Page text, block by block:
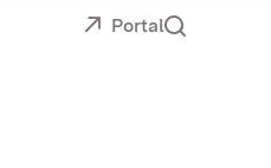
Portal